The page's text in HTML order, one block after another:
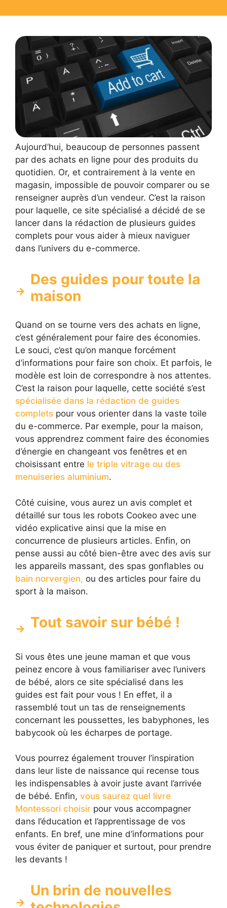
Aujourd’hui, beaucoup de personnes passent
par des achats en ligne pour des produits du
quotidien. Or, et contrairement à la vente en
magasin, impossible de pouvoir comparer ou se
renseigner auprès d’un vendeur. C’est la raison
pour laquelle, ce site spécialisé a décidé de se
lancer dans la rédaction de plusieurs guides
complets pour vous aider à mieux naviguer
dans l’univers du e-commerce.
Des guides pour toute la
maison
Quand on se tourne vers des achats en ligne,
c’est généralement pour faire des économies.
Le souci, c’est qu’on manque forcément
d’informations pour faire son choix. Et parfois, le
modèle est loin de correspondre à nos attentes.
C’est la raison pour laquelle, cette société s’est
spécialisée dans la rédaction de guides
complets pour vous orienter dans la vaste toile
du e-commerce. Par exemple, pour la maison,
vous apprendrez comment faire des économies
d’énergie en changeant vos fenêtres et en
choisissant entre le triple vitrage ou des
menuiseries aluminium.
Côté cuisine, vous aurez un avis complet et
détaillé sur tous les robots Cookeo avec une
vidéo explicative ainsi que la mise en
concurrence de plusieurs articles. Enfin, on
pense aussi au côté bien-être avec des avis sur
les appareils massant, des spas gonflables ou
bain norvergien, ou des articles pour faire du
sport à la maison.
Tout savoir sur bébé !
Si vous êtes une jeune maman et que vous
peinez encore à vous familiariser avec l’univers
de bébé, alors ce site spécialisé dans les
guides est fait pour vous ! En effet, il a
rassemblé tout un tas de renseignements
concernant les poussettes, les babyphones, les
babycook où les écharpes de portage.
Vous pourrez également trouver l’inspiration
dans leur liste de naissance qui recense tous
les indispensables à avoir juste avant l’arrivée
de bébé. Enfin, vous saurez quel livre
Montessori choisir pour vous accompagner
dans l’éducation et l’apprentissage de vos
enfants. En bref, une mine d’informations pour
vous éviter de paniquer et surtout, pour prendre
les devants !
Un brin de nouvelles